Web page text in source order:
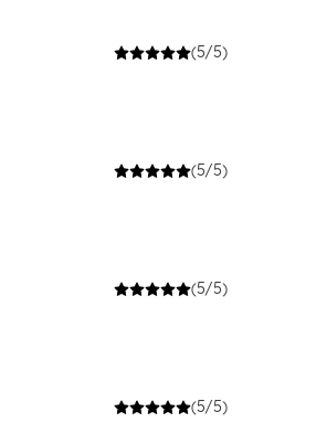
(5/5)
(5/5)
(5/5)
(5/5)